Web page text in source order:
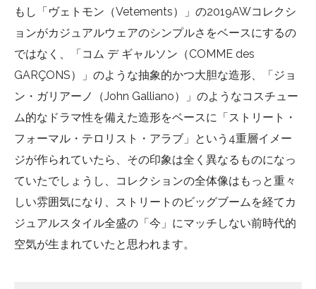
もし「ヴェトモン（Vetements）」の2019AWコレクシ
ョンがカジュアルウェアのシンプルさをベースにするの
ではなく、「コム デ ギャルソン（COMME des
GARÇONS）」のような抽象的かつ大胆な造形、「ジョ
ン・ガリアーノ（John Galliano）」のようなコスチュー
ム的なドラマ性を備えた造形をベースに「ストリート・
フォーマル・テロリスト・アラブ」という4重層イメー
ジが作られていたら、その印象は全く異なるものになっ
ていたでしょうし、コレクションの全体像はもっと重々
しい雰囲気になり、ストリートのビッグブームを経てカ
ジュアルスタイル全盛の「今」にマッチしない前時代的
空気が生まれていたと思われます。